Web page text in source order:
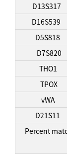
D13S317
D16S539
D5S818
D7S820
THO1
TPOX
vWA
D21S11
Percent